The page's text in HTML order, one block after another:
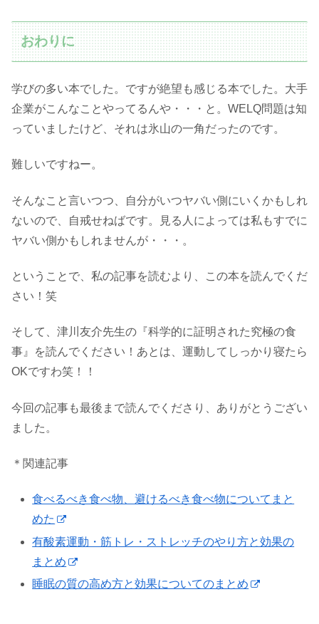
おわりに
学びの多い本でした。ですが絶望も感じる本でした。大手
企業がこんなことやってるんや・・・と。WELQ問題は知
っていましたけど、それは氷山の一角だったのです。
難しいですねー。
そんなこと言いつつ、自分がいつヤバい側にいくかもしれ
ないので、自戒せねばです。見る人によっては私もすでに
ヤバい側かもしれませんが・・・。
ということで、私の記事を読むより、この本を読んでくだ
さい！笑
そして、津川友介先生の『科学的に証明された究極の食
事』を読んでください！あとは、運動してしっかり寝たら
OKですわ笑！！
今回の記事も最後まで読んでくださり、ありがとうござい
ました。
＊関連記事
食べるべき食べ物、避けるべき食べ物についてまと
めた
有酸素運動・筋トレ・ストレッチのやり方と効果の
まとめ
睡眠の質の高め方と効果についてのまとめ